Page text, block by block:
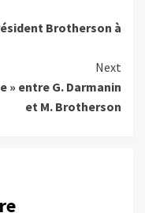
Brotherson à
Next
» entre G. Darmanin
et M. Brotherson